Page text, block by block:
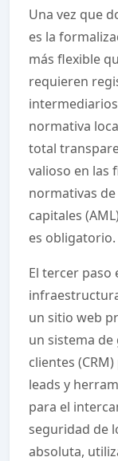
Una vez que
es la
más flexible
requieren
normativa
total
valioso en las
normativas
capitales
es obligatorio.
El tercer paso
un sitio web
un sistema
clientes
leads y
para el
seguridad de
absoluta,